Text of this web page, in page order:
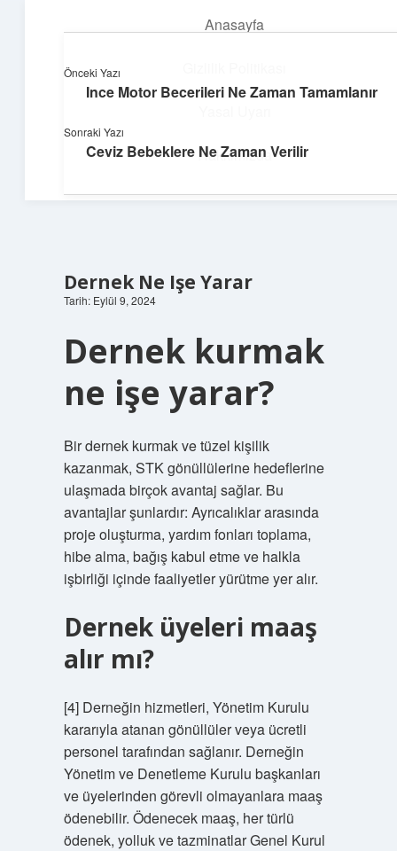
Anasayfa
Hakkımızda
Dernek Ne Işe Yarar
Tarih: Eylül 9, 2024
Dernek kurmak
ne işe yarar?
Bir dernek kurmak ve tüzel kişilik
kazanmak, STK gönüllülerine hedeflerine
ulaşmada birçok avantaj sağlar. Bu
avantajlar şunlardır: Ayrıcalıklar arasında
proje oluşturma, yardım fonları toplama,
hibe alma, bağış kabul etme ve halkla
işbirliği içinde faaliyetler yürütme yer alır.
Dernek üyeleri maaş
alır mı?
[4] Derneğin hizmetleri, Yönetim Kurulu
kararıyla atanan gönüllüler veya ücretli
personel tarafından sağlanır. Derneğin
Yönetim ve Denetleme Kurulu başkanları
ve üyelerinden görevli olmayanlara maaş
ödenebilir. Ödenecek maaş, her türlü
ödenek, yolluk ve tazminatlar Genel Kurul
Önceki Yazı
Ince Motor Becerileri Ne Zaman Tamamlanır
Sonraki Yazı
Ceviz Bebeklere Ne Zaman Verilir